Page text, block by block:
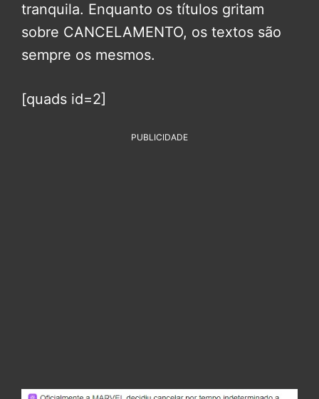
tranquila. Enquanto os títulos gritam
sobre CANCELAMENTO, os textos são
sempre os mesmos.
[quads id=2]
PUBLICIDADE